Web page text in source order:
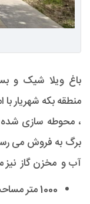
، محوطه سازی شده
برگ به فروش می
آب و مخزن گاز نیز
1000 متر مساحت باغ ویلا